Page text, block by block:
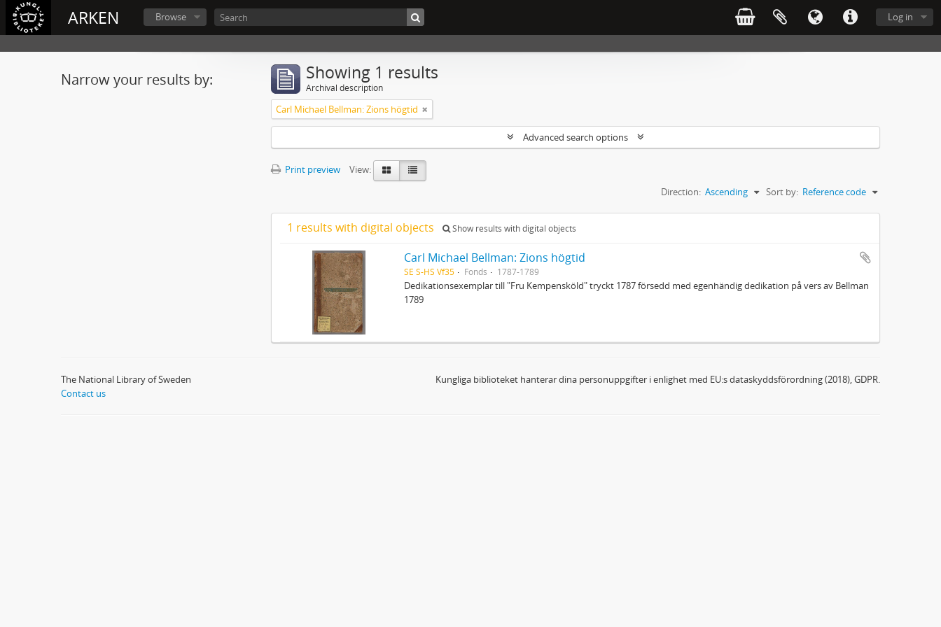
ARKEN Log in
Browse
Narrow your results by: Showing 1 results
Archival description
Carl Michael Bellman: Zions högtid
Advanced search options
Print preview
View:
Sort by: Reference code
Direction: Ascending
1 results with digital objects Show results with digital objects
Carl Michael Bellman: Zions högtid
SE S-HS Vf35 Fonds 1787-1789
Dedikationsexemplar till "Fru Kempensköld" tryckt 1787 försedd med egenhändig dedikation på vers av Bellman
1789
The National Library of Sweden
Contact us
Kungliga biblioteket hanterar dina personuppgifter i enlighet med EU:s dataskyddsförordning (2018), GDPR.